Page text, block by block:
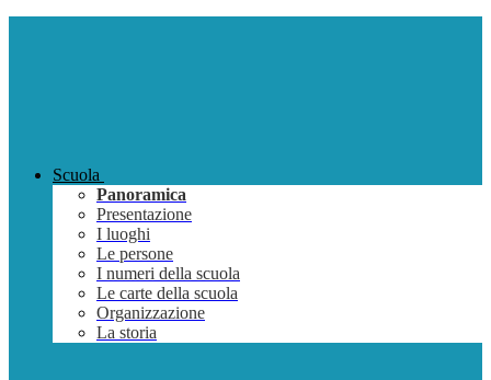
Scuola
Panoramica
Presentazione
I luoghi
Le persone
I numeri della scuola
Le carte della scuola
Organizzazione
La storia